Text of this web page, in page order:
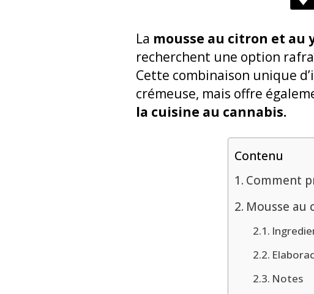
La mousse au citron et au
recherchent une option
Cette combinaison unique
crémeuse, mais offre
la cuisine au cannabis.
Contenu
Comment
Mousse au
Notes